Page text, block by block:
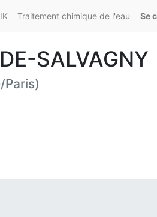
Traitement chimique de l'eau Se
SALVAGNY
Paris)